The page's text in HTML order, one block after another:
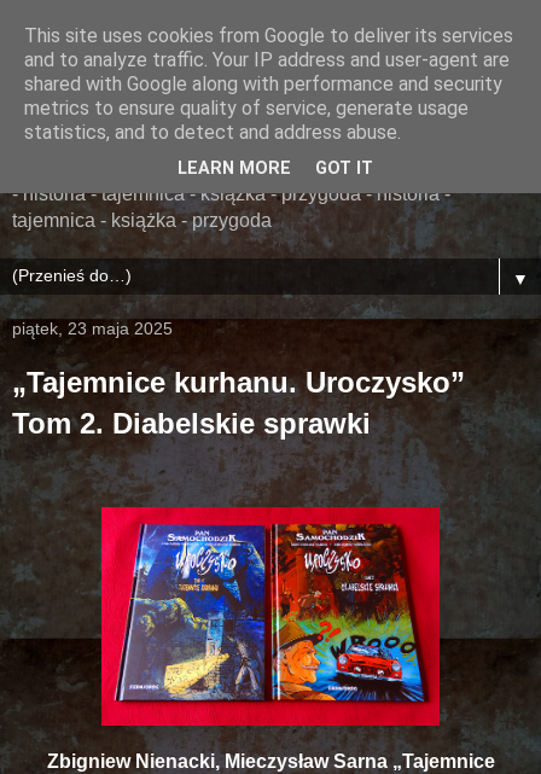
......... ZAPOMNIANA
BIBLIOTEKA ........
książka - przygoda - historia - tajemnica - książka - przygoda
- historia - tajemnica - książka - przygoda - historia -
tajemnica - książka - przygoda
▼
piątek, 23 maja 2025
„Tajemnice kurhanu. Uroczysko”
Tom 2. Diabelskie sprawki
Zbigniew Nienacki, Mieczysław Sarna „Tajemnice
This site uses cookies from Google to deliver its services
and to analyze traffic. Your IP address and user-agent are
shared with Google along with performance and security
metrics to ensure quality of service, generate usage
statistics, and to detect and address abuse.
LEARN MORE GOT IT